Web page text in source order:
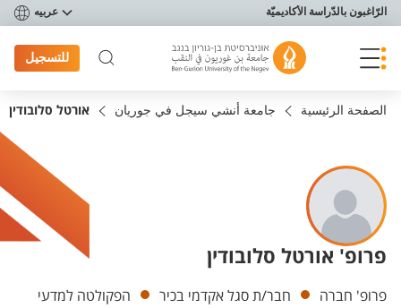
תפריט נגישות
الرّاغبون بالدّراسة الأكاديميّة عربيه
للتسجيل
الصفحة الرئيسية جامعة أنشي سيجل في جوريان אורטל סלובודין
פרופ' אורטל סלובודין
Departments
פרופ' חברה חבר/ת סגל אקדמי בכיר
הפקולטה למדעי